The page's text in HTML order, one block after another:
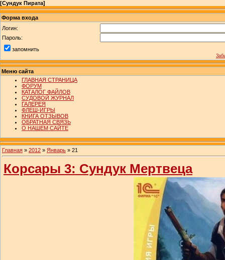
[Сундук Пирата]
Форма входа
Логин:
Пароль:
запомнить
Меню сайта
ГЛАВНАЯ СТРАНИЦА
ФОРУМ
КАТАЛОГ ФАЙЛОВ
СУДОВОЙ ЖУРНАЛ
ГАЛЕРЕЯ
ФЛЕШ-ИГРЫ
КНИГА ОТЗЫВОВ
ОБРАТНАЯ СВЯЗЬ
О НАШЕМ САЙТЕ
Главная » 2012 » Январь » 21
Корсары 3: Сундук Мертвеца